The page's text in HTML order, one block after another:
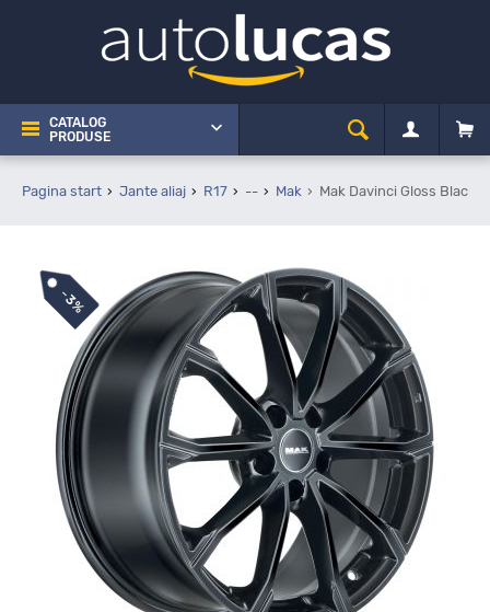
CATALOG
PRODUSE
Pagina start Jante aliaj R17 -- Mak Mak Davinci Gloss Black
-
3%